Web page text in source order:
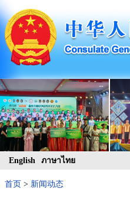
English ภาษาไทย
首页 > 新闻动态